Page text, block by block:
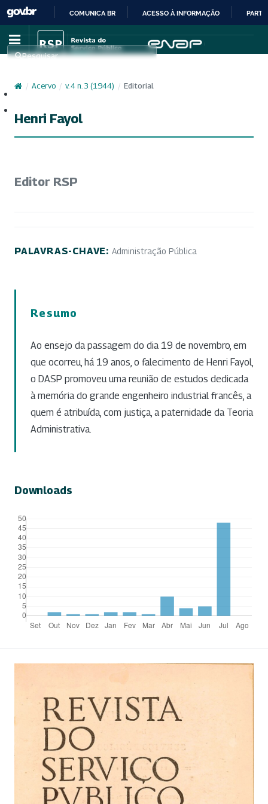
IR
PARA
CONTEÚDO
COMUNICA BR ACESSO À INFORMAÇÃO
Pesquisar
/ Acervo / v. 4 n. 3 (1944) / Editorial
Henri Fayol
Editor RSP
PALAVRAS-CHAVE: Administração Pública
Resumo
Ao ensejo da passagem do dia 19 de novembro, em
que ocorreu, há 19 anos, o falecimento de Henri Fayol,
o DASP promoveu uma reunião de estudos dedicada
à memória do grande engenheiro industrial francês, a
quem é atribuída, com justiça, a paternidade da Teoria
Administrativa.
Downloads